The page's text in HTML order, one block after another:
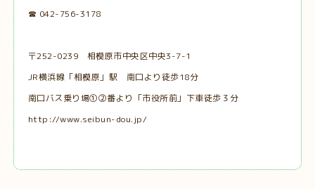
☎ 042-756-3178
〒252-0239 相模原市中央区中央3-7-1
JR横浜線「相模原」駅 南口より徒歩18分
南口バス乗り場①②番より「市役所前」下車徒歩３分
http://www.seibun-dou.jp/